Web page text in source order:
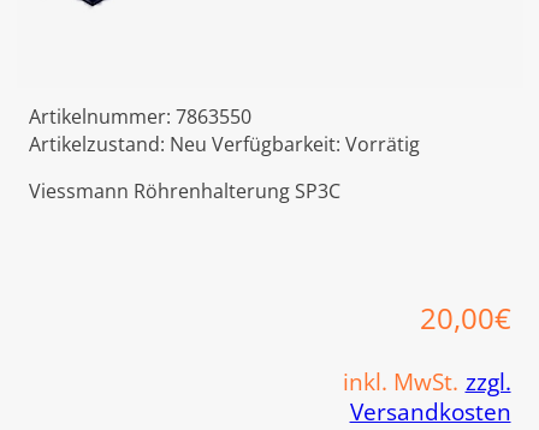
Artikelnummer: 7863550
Artikelzustand: Neu Verfügbarkeit: Vorrätig
Viessmann Röhrenhalterung SP3C
20,00€
inkl. MwSt. zzgl.
Versandkosten